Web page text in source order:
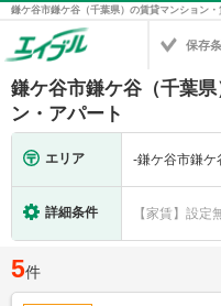
保存
鎌ケ谷市鎌ケ谷（千葉
ン・アパート
エリア -鎌ケ谷市鎌ケ
詳細条件 【家賃】設定
5件